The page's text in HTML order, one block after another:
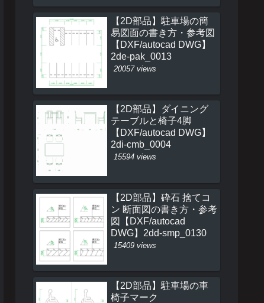
【2D部品】駐車場の簡
易図面の書き方・参考図
【DXF/autocad DWG】
2de-pak_0013
20057 views
【2D部品】ダイニング
テーブルと椅子4脚
【DXF/autocad DWG】
2di-cmb_0004
15594 views
【2D部品】砕石 捨てコ
ン 断面図の書き方・参考
図【DXF/autocad
DWG】2dd-smp_0130
15409 views
【2D部品】駐車場の車
椅子マーク